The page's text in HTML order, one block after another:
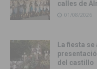
calles de
01/08/2026
La fiesta
del castillo